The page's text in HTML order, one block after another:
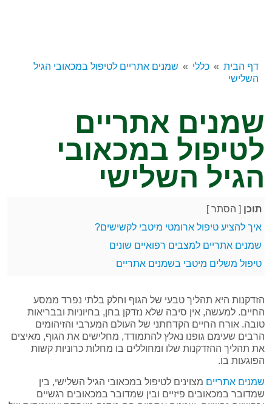
דף הבית כללי
שמנים אתריים לטיפול במכאובי הגיל
השלישי
שמנים אתריים
לטיפול במכאובי
הגיל השלישי
תוכן [ הסתר]
איך להציע טיפול ארומטי מיטבי לקשישים?
שמנים אתריים למצבים רפואיים שונים
טיפול משלים מיטבי בשמנים אתריים
הזדקנות היא תהליך טבעי של הגוף וחלק בלתי נפרד ממסע
החיים. למעשה, אין סיבה שלא נזדקן בחן, בחיוניות ובבריאות
טובה. אורח החיים הקדחתני של העולם המערבי והזיהומים
הרבים שעימם גופנו נאלץ להתמודד, מחלישים את הגוף, מאיצים
את תהליך ההזדקנות שלו ומחוללים בו מחלות כרוניות קשות
הפוגעות בו.
שמנים אתריים מצוינים לטיפול במכאובי הגיל השלישי, בין
שמדובר במכאובים פיזיים ובין שמדובר במכאובים רגשיים